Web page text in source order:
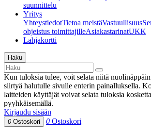
suunnittelu
Yritys
YhteystiedotTietoa meistäVastuullisuus
ohjeistus toimittajilleAsiakastarinatUKK
Lahjakortti
Haku
Kun tuloksia tulee, voit selata niitä
siirtyä halutulle sivulle enterin painalluksella.
laitteiden käyttäjät voivat selata tuloksia
pyyhkäisemällä.
Kirjaudu sisään
0 Ostoskori 0 Ostoskori